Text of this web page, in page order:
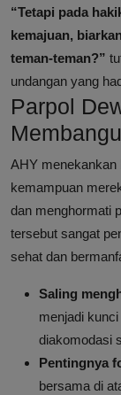
“Tetapi pada
kemajuan,
teman-teman?”
undangan yang
Parpol
AHY menekankan
kemampuan
dan menghormati
tersebut sangat
sehat dan
Saling
menjadi
diakomodasi
Pentingnya
bersama di